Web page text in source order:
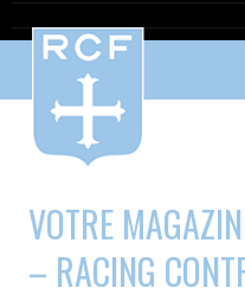
VOTRE
– RACING